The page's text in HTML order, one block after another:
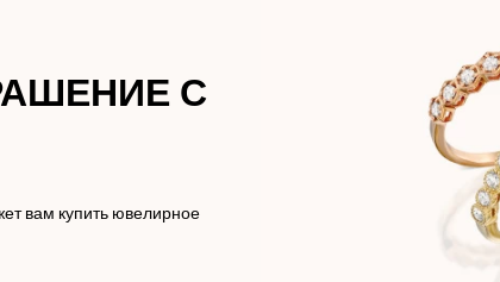
С
вам купить ювелирное